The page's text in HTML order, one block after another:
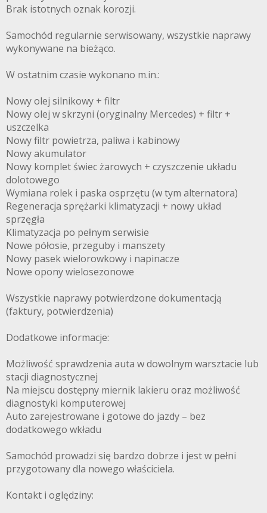
Brak istotnych oznak korozji.
Samochód regularnie serwisowany, wszystkie naprawy
wykonywane na bieżąco.
W ostatnim czasie wykonano m.in.:
Nowy olej silnikowy + filtr
Nowy olej w skrzyni (oryginalny Mercedes) + filtr +
uszczelka
Nowy filtr powietrza, paliwa i kabinowy
Nowy akumulator
Nowy komplet świec żarowych + czyszczenie układu
dolotowego
Wymiana rolek i paska osprzętu (w tym alternatora)
Regeneracja sprężarki klimatyzacji + nowy układ
sprzęgła
Klimatyzacja po pełnym serwisie
Nowe półosie, przeguby i manszety
Nowy pasek wielorowkowy i napinacze
Nowe opony wielosezonowe
Wszystkie naprawy potwierdzone dokumentacją
(faktury, potwierdzenia)
Dodatkowe informacje:
Możliwość sprawdzenia auta w dowolnym warsztacie lub
stacji diagnostycznej
Na miejscu dostępny miernik lakieru oraz możliwość
diagnostyki komputerowej
Auto zarejestrowane i gotowe do jazdy – bez
dodatkowego wkładu
Samochód prowadzi się bardzo dobrze i jest w pełni
przygotowany dla nowego właściciela.
Kontakt i oględziny: